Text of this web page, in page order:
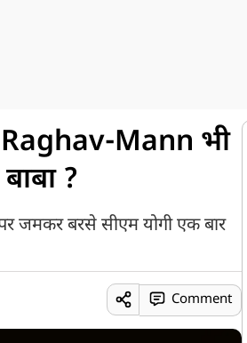
Mann भी
?
जमकर बरसे सीएम योगी एक बार
Comment